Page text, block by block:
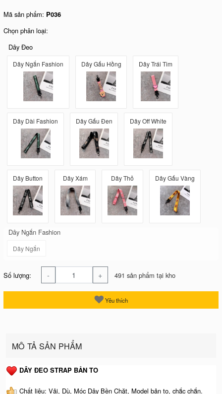
Mã sản phẩm: P036
Chọn phân loại:
Dây Đeo
Dây Ngắn Fashion Dây Gấu Hồng Dây Trái Tim
Dây Dài Fashion Dây Gấu Đen Dây Off White
Dây Button Dây Xám Dây Thỏ Dây Gấu Vàng
Dây Ngắn Fashion
Dây Ngắn
Số lượng: - + 491 sản phẩm tại kho
Yêu thích
MÔ TẢ SẢN PHẨM
DÂY ĐEO STRAP BẢN TO
Chất liệu: Vải, Dù, Móc Dây Bền Chặt, Model bản to, chắc chắn.